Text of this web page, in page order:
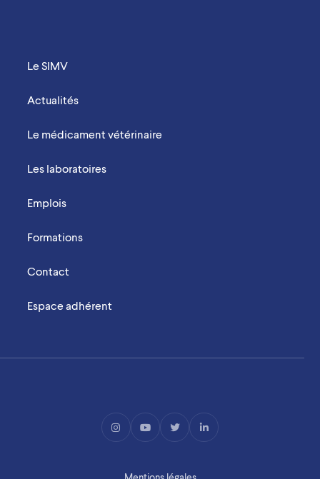
Menu Footer Mobile
Le SIMV
Actualités
Le médicament vétérinaire
Les laboratoires
Emplois
Formations
Contact
Espace adhérent